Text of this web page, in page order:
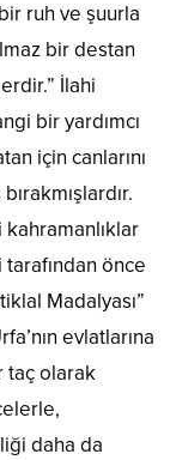
ruh ve şuurla
bir destan
İlahi
bir yardımcı
için canlarını
kahramanlıklar
önce
Madalyası”
evlatlarına
taç olarak
daha da